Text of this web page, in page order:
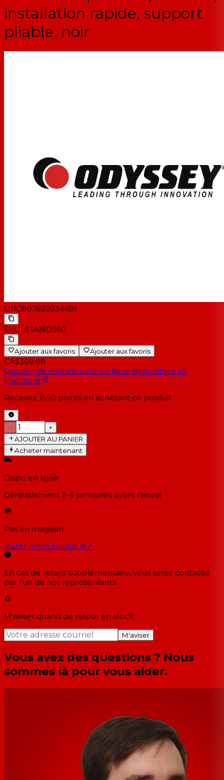
installation rapide, support
pliable, noir
UPC807822034691
SKULSTAND360
Ajouter aux favoris Ajouter aux favoris
CA$309.98
Options de financement en ligne disponibles au
checkout
Recevez 1550 points en achetant ce produit
−
+
AJOUTER AU PANIER
Acheter maintenant
Dispo en ligne
Généralement 2-4 semaines avant l'envoi
Pas en magasin
Visiter notre boutique↗
En cas de retard supplémentaire, vous serez contacté
par l'un de nos représentants.
M'aviser quand de retour en stock
M'aviser
Vous avez des questions ? Nous
sommes là pour vous aider.